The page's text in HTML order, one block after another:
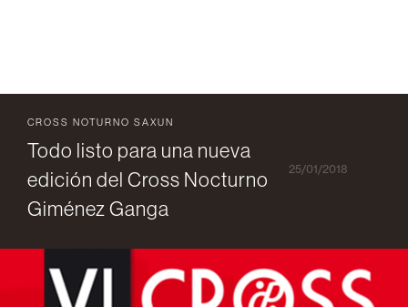
CROSS NOTURNO SAXUN
Todo listo para una nueva
edición del Cross Nocturno
Giménez Ganga
25/01/2018